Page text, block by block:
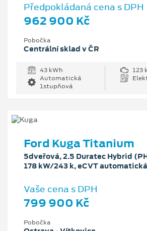
Předpokládaná cena s DPH
962 900 Kč
Pobočka
Centrální sklad v ČR
43 kWh
123
Automatická
1stupňová
Ford Kuga Titanium
5dveřová, 2.5 Duratec Hybrid
178 kW/243 k, eCVT automatická
Vaše cena s DPH
799 900 Kč
Pobočka